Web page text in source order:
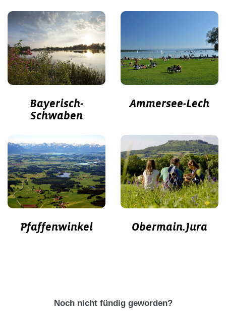
Bayerisch-
Schwaben
Ammersee-Lech
Pfaffenwinkel Obermain.Jura
Noch nicht fündig geworden?